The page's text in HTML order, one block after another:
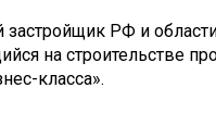
РФ и
на строительстве
класса».